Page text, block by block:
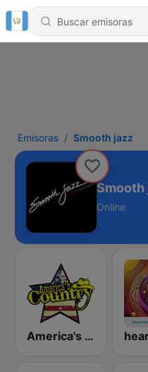
Emisoras Smooth jazz
Smooth
Online
America's Country